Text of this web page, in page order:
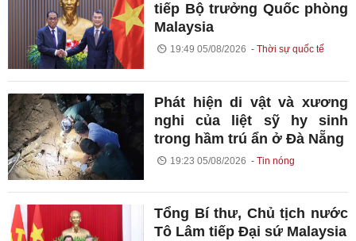
tiếp Bộ trưởng Quốc phòng
Malaysia
19:49 05/08/2026 Thời sự quốc tế
Phát hiện di vật và xương
nghi của liệt sỹ hy sinh
trong hầm trú ẩn ở Đà Nẵng
19:23 05/08/2026 Tin nóng
Tổng Bí thư, Chủ tịch nước
Tô Lâm tiếp Đại sứ Malaysia